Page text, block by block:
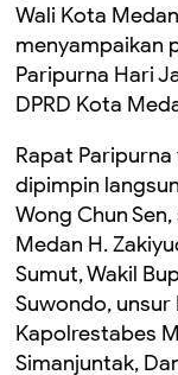
Wali Kota
menyampaikan
Paripurna Hari
DPRD Kota
Rapat
dipimpin
Wong Chun
Medan H.
Sumut, Wakil
Suwondo,
Kapolrestabes
Simanjuntak,